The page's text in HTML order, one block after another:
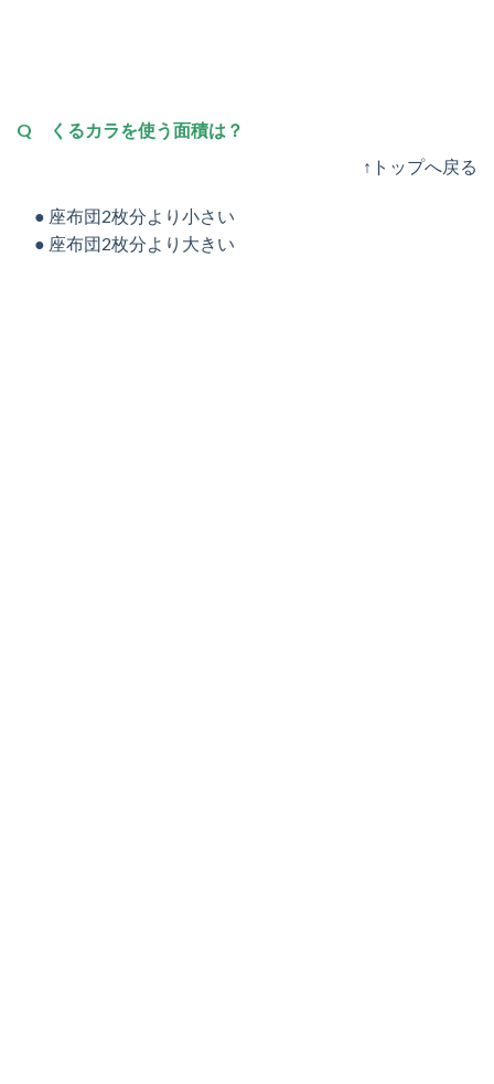
Q くるカラを使う面積は？
↑トップへ戻る
● 座布団2枚分より小さい
● 座布団2枚分より大きい